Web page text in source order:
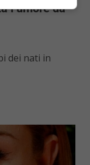
l’umore da
dei nati in